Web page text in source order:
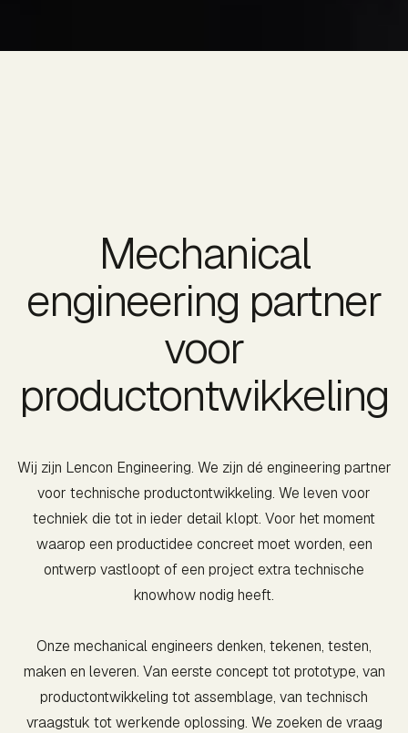
Mechanical
engineering partner
voor
productontwikkeling
Wij zijn Lencon Engineering. We zijn dé engineering partner
voor technische productontwikkeling. We leven voor
techniek die tot in ieder detail klopt. Voor het moment
waarop een productidee concreet moet worden, een
ontwerp vastloopt of een project extra technische
knowhow nodig heeft.
Onze mechanical engineers denken, tekenen, testen,
maken en leveren. Van eerste concept tot prototype, van
productontwikkeling tot assemblage, van technisch
vraagstuk tot werkende oplossing. We zoeken de vraag